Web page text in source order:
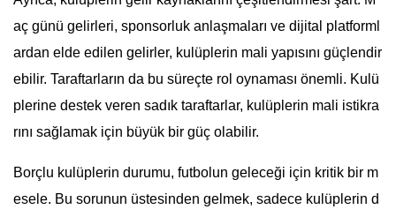
aç günü gelirleri, sponsorluk anlaşmaları ve dijital platforml
ardan elde edilen gelirler, kulüplerin mali yapısını güçlendir
ebilir. Taraftarların da bu süreçte rol oynaması önemli. Kulü
plerine destek veren sadık taraftarlar, kulüplerin mali istikra
rını sağlamak için büyük bir güç olabilir.
Borçlu kulüplerin durumu, futbolun geleceği için kritik bir m
esele. Bu sorunun üstesinden gelmek, sadece kulüplerin d